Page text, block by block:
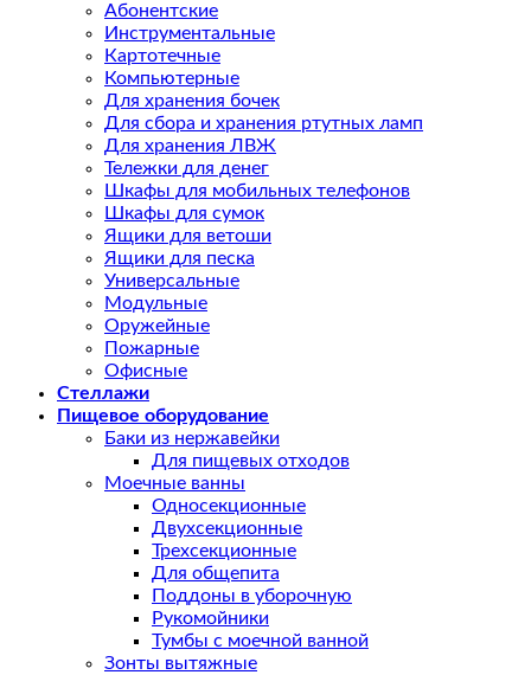
Абонентские
Инструментальные
Картотечные
Компьютерные
Для хранения бочек
Для сбора и хранения ртутных ламп
Для хранения ЛВЖ
Тележки для денег
Шкафы для мобильных телефонов
Шкафы для сумок
Ящики для ветоши
Ящики для песка
Универсальные
Модульные
Оружейные
Пожарные
Офисные
Стеллажи
Пищевое оборудование
Баки из нержавейки
Для пищевых отходов
Моечные ванны
Односекционные
Двухсекционные
Трехсекционные
Для общепита
Поддоны в уборочную
Рукомойники
Тумбы с моечной ванной
Зонты вытяжные